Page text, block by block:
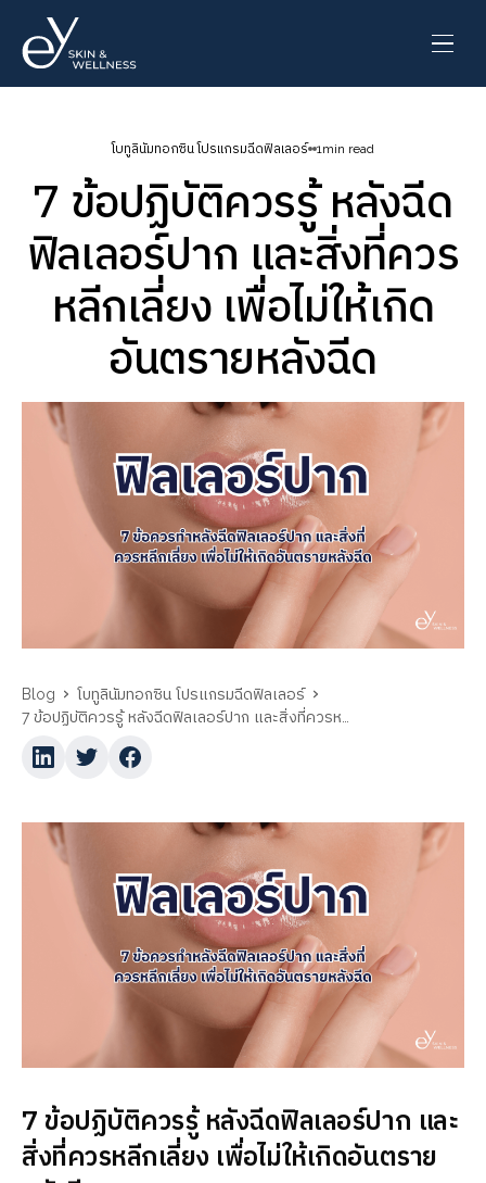
โบทูลินัมทอกซิน โปรแกรมฉีดฟิลเลอร์ 1min read
7 ข้อปฏิบัติควรรู้ หลังฉีด
ฟิลเลอร์ปาก และสิ่งที่ควร
หลีกเลี่ยง เพื่อไม่ให้เกิด
อันตรายหลังฉีด
Blog
โบทูลินัมทอกซิน โปรแกรมฉีดฟิลเลอร์
7 ข้อปฏิบัติควรรู้ หลังฉีดฟิลเลอร์ปาก และ
สิ่งที่ควรหลีกเลี่ยง เพื่อไม่ให้เกิดอันตราย